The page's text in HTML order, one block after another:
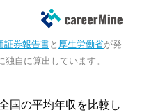
証券報告書と 厚生労働省が発
独自に算出しています。
国の平均年収を比較し